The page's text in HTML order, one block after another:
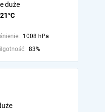
21°C
duże
1008 hPa
83%